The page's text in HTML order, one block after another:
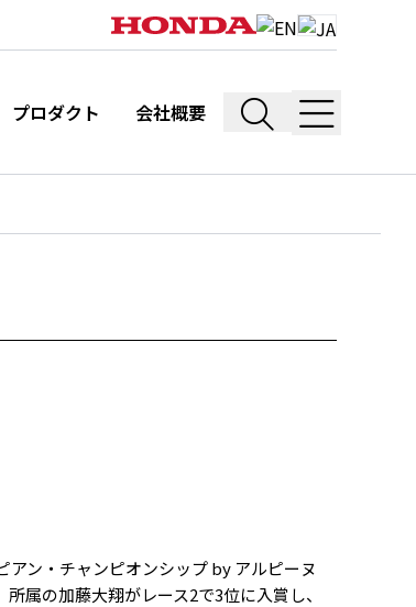
プロダクト 会社概要
ン・チャンピオンシップ by アルピーヌ
属の加藤大翔がレース2で3位に入賞し、